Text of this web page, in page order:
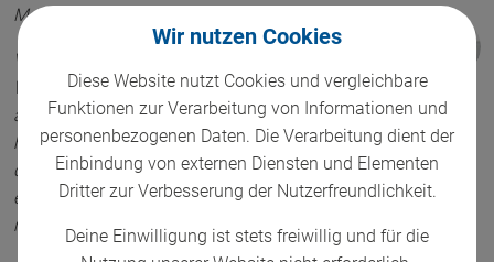
Wir nutzen Cookies
Diese Website nutzt Cookies und vergleichbare
Funktionen zur Verarbeitung von Informationen und
personenbezogenen Daten. Die Verarbeitung dient der
Einbindung von externen Diensten und Elementen
Dritter zur Verbesserung der Nutzerfreundlichkeit.
Deine Einwilligung ist stets freiwillig und für die
Meine Crew, mein Heimathafen, meine Familie!
Vor einem Jahr stachen wir zusammen in See.
Wir mussten einige Gewitter überstehen, standen
auch mal auf dem falschen Holzbein. Aber wir
hielten daran fest, was uns einst der Papagei auf
der Schulter versprach – „Irgendwann werdet ihr
einen wertvollen Schatz finden!“. Und er hatte
recht.